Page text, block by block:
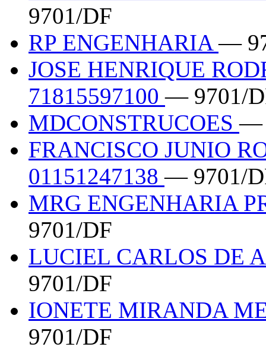
9701/DF
RP ENGENHARIA—
JOSE HENRIQUE
71815597100— 9701/
MDCONSTRUCOES—
FRANCISCO JUNIO
01151247138— 9701/
MRG ENGENHARIA
9701/DF
LUCIEL CARLOS DE
9701/DF
IONETE MIRANDA
9701/DF